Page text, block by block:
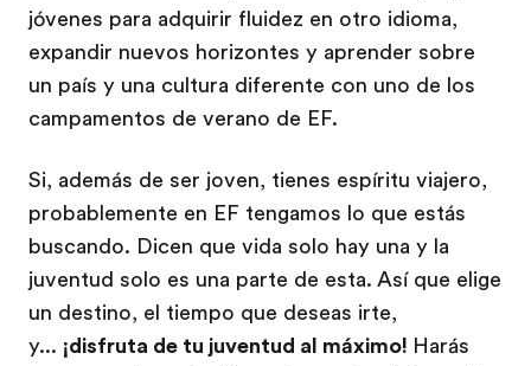
jóvenes para adquirir fluidez en otro idioma,
expandir nuevos horizontes y aprender sobre
un país y una cultura diferente con uno de los
campamentos de verano de EF.
Si, además de ser joven, tienes espíritu viajero,
probablemente en EF tengamos lo que estás
buscando. Dicen que vida solo hay una y la
juventud solo es una parte de esta. Así que elige
un destino, el tiempo que deseas irte,
y... ¡disfruta de tu juventud al máximo! Harás